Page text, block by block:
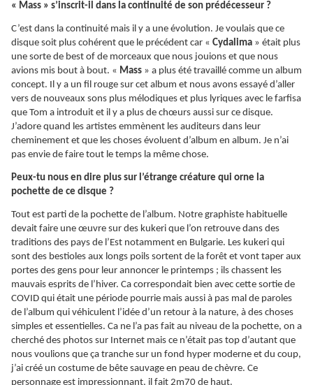
« Mass » s’inscrit-il dans la continuité de son prédécesseur ?
C’est dans la continuité mais il y a une évolution. Je voulais que ce
disque soit plus cohérent que le précédent car « Cydalima » était plus
une sorte de best of de morceaux que nous jouions et que nous
avions mis bout à bout. « Mass » a plus été travaillé comme un album
concept. Il y a un fil rouge sur cet album et nous avons essayé d’aller
vers de nouveaux sons plus mélodiques et plus lyriques avec le farfisa
que Tom a introduit et il y a plus de chœurs aussi sur ce disque.
J’adore quand les artistes emmènent les auditeurs dans leur
cheminement et que les choses évoluent d’album en album. Je n’ai
pas envie de faire tout le temps la même chose.
Peux-tu nous en dire plus sur l’étrange créature qui orne la
pochette de ce disque ?
Tout est parti de la pochette de l’album. Notre graphiste habituelle
devait faire une œuvre sur des kukeri que l’on retrouve dans des
traditions des pays de l’Est notamment en Bulgarie. Les kukeri qui
sont des bestioles aux longs poils sortent de la forêt et vont taper aux
portes des gens pour leur annoncer le printemps ; ils chassent les
mauvais esprits de l’hiver. Ca correspondait bien avec cette sortie de
COVID qui était une période pourrie mais aussi à pas mal de paroles
de l’album qui véhiculent l’idée d’un retour à la nature, à des choses
simples et essentielles. Ca ne l’a pas fait au niveau de la pochette, on a
cherché des photos sur Internet mais ce n’était pas top d’autant que
nous voulions que ça tranche sur un fond hyper moderne et du coup,
j’ai créé un costume de bête sauvage en peau de chèvre. Ce
personnage est impressionnant, il fait 2m70 de haut.